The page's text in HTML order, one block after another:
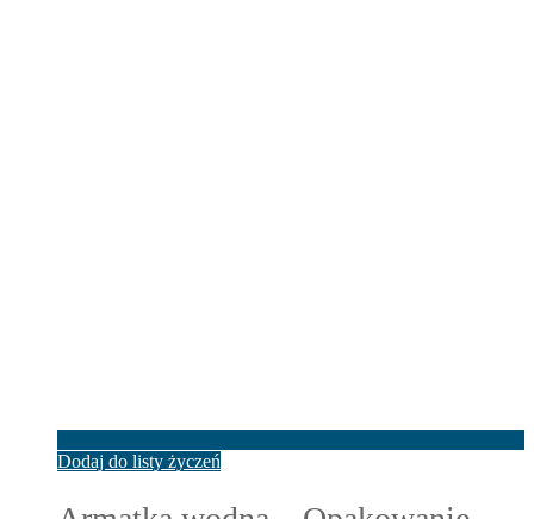
Dodaj do listy życzeń